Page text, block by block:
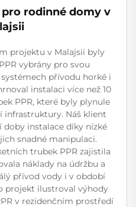
rodinné domy v
projektu v Malajsii byly
vybrány pro svou
přívodu horké i
instalaci více než 10
PPR, které byly plynule
Náš klient
doby instalace díky nízké
snadné manipulaci.
trubek PPR zajistila
náklady na údržbu a
přívod vody i v období
projekt ilustroval výhody
v rezidenčním prostředí